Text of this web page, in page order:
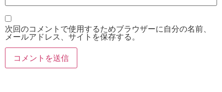
次回のコメントで使用するためブラウザーに自分の名前、
メールアドレス、サイトを保存する。